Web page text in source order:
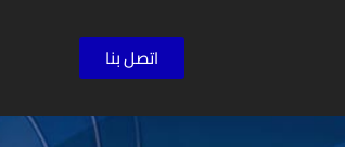
اتصل بنا